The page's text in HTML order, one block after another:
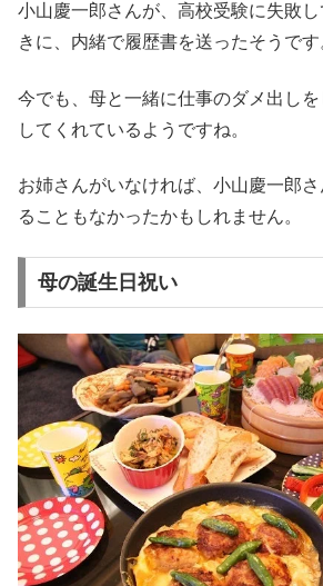
小山慶一郎さんが、高校受験に失敗
きに、内緒で履歴書を送ったそうです
今でも、母と一緒に仕事のダメ出し
してくれているようですね。
お姉さんがいなければ、小山慶一郎
ることもなかったかもしれません。
母の誕生日祝い